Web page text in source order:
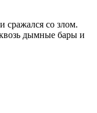
сражался со злом.
дымные бары и